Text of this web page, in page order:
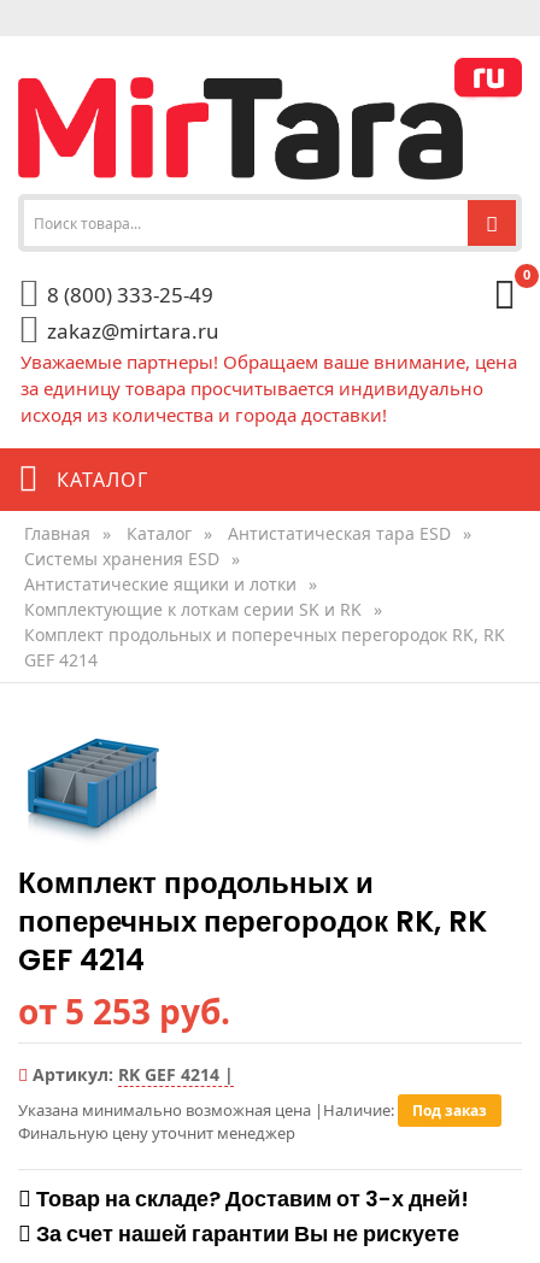
8 (800) 333-25-49
zakaz@mirtara.ru
0
Уважаемые партнеры! Обращаем ваше внимание, цена
за единицу товара просчитывается индивидуально
исходя из количества и города доставки!
КАТАЛОГ
Главная » Каталог » Антистатическая тара ESD »
Системы хранения ESD »
Антистатические ящики и лотки
»
Комплектующие к лоткам серии SK и RK »
Комплект продольных и поперечных перегородок RK, RK
GEF 4214
Комплект продольных и
поперечных перегородок RK, RK
GEF 4214
от 5 253 руб.
Артикул: RK GEF 4214 |
Указана минимально возможная цена |
Финальную цену уточнит менеджер
Наличие: Под заказ
Товар на складе? Доставим от 3-х дней!
За счет нашей гарантии Вы не рискуете